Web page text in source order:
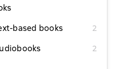
based books
2
2
Джон Мандел
from $5.42